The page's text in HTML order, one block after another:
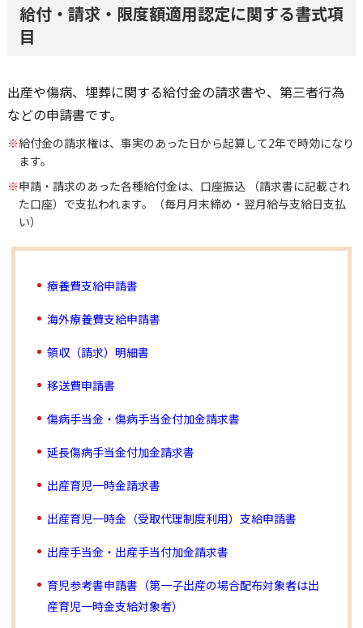
給付・請求・限度額適用認定に関する書式項
目
出産や傷病、埋葬に関する給付金の請求書や、第三者行為
などの申請書です。
※給付金の請求権は、事実のあった日から起算して2年で時効になり
ます。
※申請・請求のあった各種給付金は、口座振込 （請求書に記載され
た口座）で支払われます。（毎月月末締め・翌月給与支給日支払
い）
療養費支給申請書
海外療養費支給申請書
領収（請求）明細書
移送費申請書
傷病手当金・傷病手当金付加金請求書
延長傷病手当金付加金請求書
出産育児一時金請求書
出産育児一時金（受取代理制度利用）支給申請書
出産手当金・出産手当付加金請求書
育児参考書申請書（第一子出産の場合配布対象者は出
産育児一時金支給対象者）